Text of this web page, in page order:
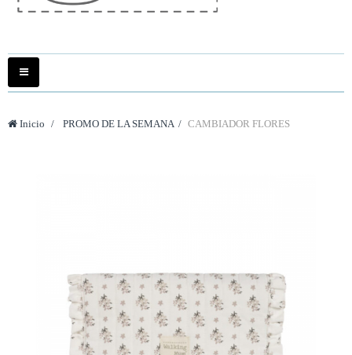
Navegación
Toggle
Inicio > PROMO DE LA SEMANA > CAMBIADOR FLORES